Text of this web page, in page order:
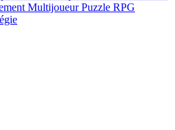
MultijoueurPuzzle RPG